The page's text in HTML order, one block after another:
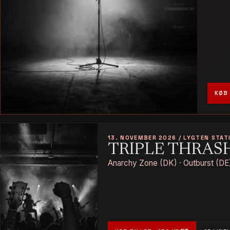
KØB
13. NOVEMBER 2026 / LYGTEN
TRIPLE
Anarchy Zone (DK) · Outburst